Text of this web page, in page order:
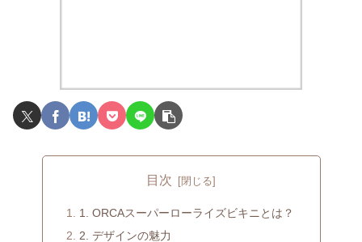
目次
1. ORCAスーパーローライズビキニとは？
2. デザインの魅力